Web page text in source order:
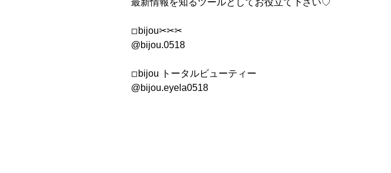
◽︎bijou✂︎✂︎✂︎
@bijou.0518
◽︎bijou
トータルビューティー
@bijou.eyela0518